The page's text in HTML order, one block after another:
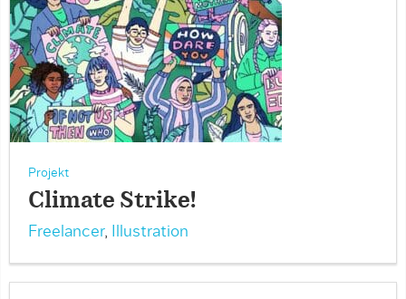
Projekt
Climate Strike!
Freelancer, Illustration